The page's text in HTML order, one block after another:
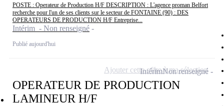
POSTE : Operateur de Production H/F DESCRIPTION : L'agence proman Belfort
recherche pour l'un de ses clients sur le secteur de FONTAINE (90) : DES
OPERATEURS DE PRODUCTION H/F Entreprise...
Intérim - Non renseigné
Publié aujourd'hui
OPERATEUR DE PRODUCTION
LAMINEUR H/F
IntérimNon renseigné
Ajouter cette offre à ma sélection